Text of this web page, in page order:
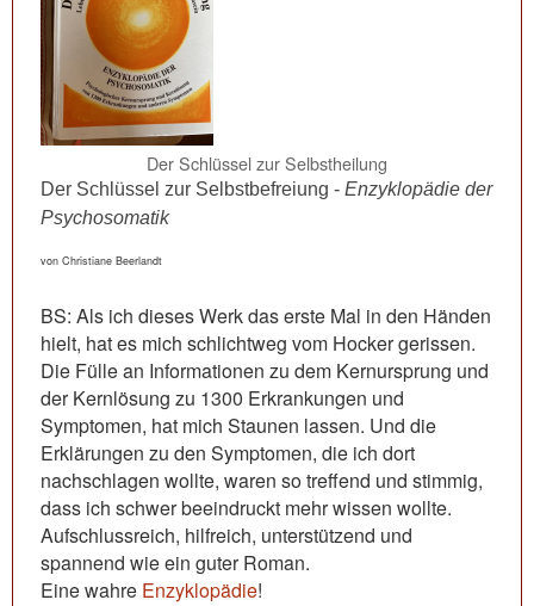
Der Schlüssel zur Selbstheilung
Der Schlüssel zur Selbstbefreiung - Enzyklopädie der
Psychosomatik
von Christiane Beerlandt
BS: Als ich dieses Werk das erste Mal in den Händen
hielt, hat es mich schlichtweg vom Hocker gerissen.
Die Fülle an Informationen zu dem Kernursprung und
der Kernlösung zu 1300 Erkrankungen und
Symptomen, hat mich Staunen lassen. Und die
Erklärungen zu den Symptomen, die ich dort
nachschlagen wollte, waren so treffend und stimmig,
dass ich schwer beeindruckt mehr wissen wollte.
Aufschlussreich, hilfreich, unterstützend und
spannend wie ein guter Roman.
Eine wahre Enzyklopädie!